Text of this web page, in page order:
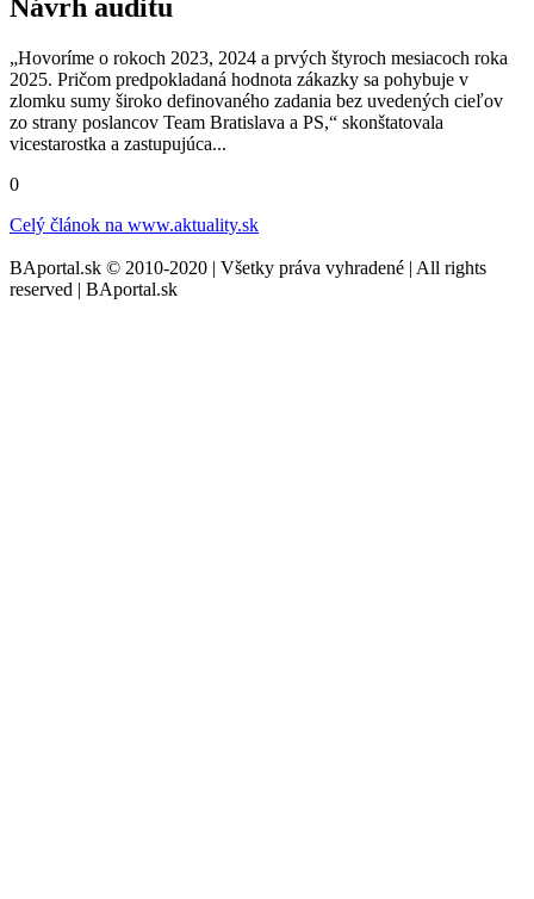
Návrh auditu
„Hovoríme o rokoch 2023, 2024 a prvých štyroch mesiacoch roka
2025. Pričom predpokladaná hodnota zákazky sa pohybuje v
zlomku sumy široko definovaného zadania bez uvedených cieľov
zo strany poslancov Team Bratislava a PS,“ skonštatovala
vicestarostka a zastupujúca...
0
Celý článok na www.aktuality.sk
BAportal.sk © 2010-2020 | Všetky práva vyhradené | All rights
reserved | BAportal.sk